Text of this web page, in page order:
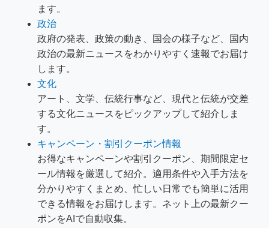
ます。
政治
政府の発表、政策の動き、国会の様子など、国内
政治の最新ニュースをわかりやすく速報でお届け
します。
文化
アート、文学、伝統行事など、現代と伝統が交差
する文化ニュースをピックアップして紹介しま
す。
キャンペーン・割引クーポン情報
お得なキャンペーンや割引クーポン、期間限定セ
ール情報を厳選して紹介。適用条件や入手方法を
分かりやすくまとめ、忙しい日常でも簡単に活用
できる情報をお届けします。ネット上の最新クー
ポンをAIで自動収集。